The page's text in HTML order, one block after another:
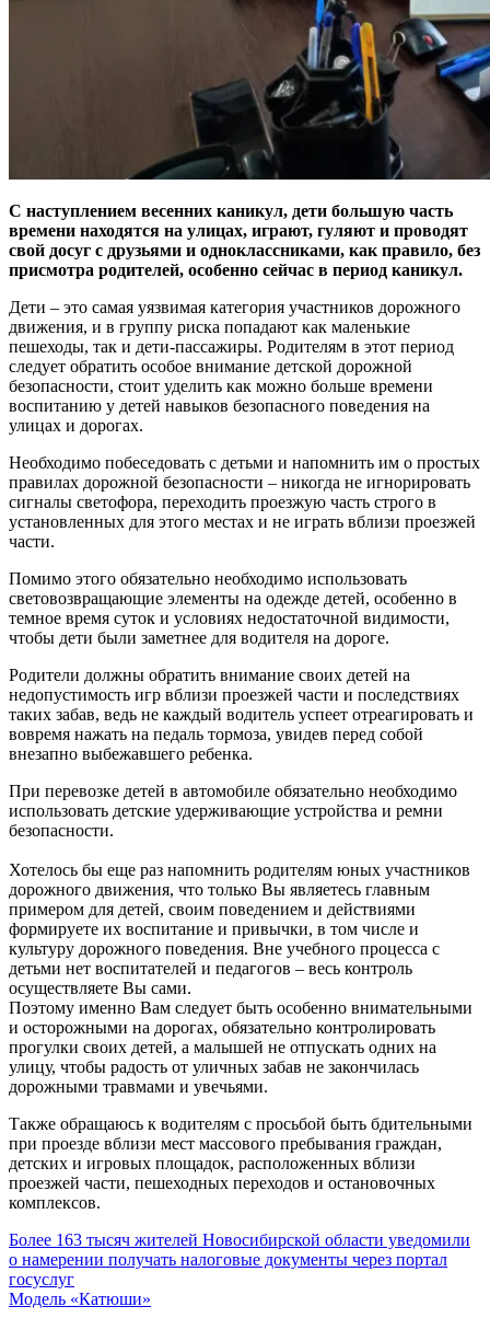
С наступлением весенних каникул, дети большую часть
времени находятся на улицах, играют, гуляют и проводят
свой досуг с друзьями и одноклассниками, как правило, без
присмотра родителей, особенно сейчас в период каникул.
Дети – это самая уязвимая категория участников дорожного
движения, и в группу риска попадают как маленькие
пешеходы, так и дети-пассажиры. Родителям в этот период
следует обратить особое внимание детской дорожной
безопасности, стоит уделить как можно больше времени
воспитанию у детей навыков безопасного поведения на
улицах и дорогах.
Необходимо побеседовать с детьми и напомнить им о простых
правилах дорожной безопасности – никогда не игнорировать
сигналы светофора, переходить проезжую часть строго в
установленных для этого местах и не играть вблизи проезжей
части.
Помимо этого обязательно необходимо использовать
световозвращающие элементы на одежде детей, особенно в
темное время суток и условиях недостаточной видимости,
чтобы дети были заметнее для водителя на дороге.
Родители должны обратить внимание своих детей на
недопустимость игр вблизи проезжей части и последствиях
таких забав, ведь не каждый водитель успеет отреагировать и
вовремя нажать на педаль тормоза, увидев перед собой
внезапно выбежавшего ребенка.
При перевозке детей в автомобиле обязательно необходимо
использовать детские удерживающие устройства и ремни
безопасности.
Хотелось бы еще раз напомнить родителям юных участников
дорожного движения, что только Вы являетесь главным
примером для детей, своим поведением и действиями
формируете их воспитание и привычки, в том числе и
культуру дорожного поведения. Вне учебного процесса с
детьми нет воспитателей и педагогов – весь контроль
осуществляете Вы сами.
Поэтому именно Вам следует быть особенно внимательными
и осторожными на дорогах, обязательно контролировать
прогулки своих детей, а малышей не отпускать одних на
улицу, чтобы радость от уличных забав не закончилась
дорожными травмами и увечьями.
Также обращаюсь к водителям с просьбой быть бдительными
при проезде вблизи мест массового пребывания граждан,
детских и игровых площадок, расположенных вблизи
проезжей части, пешеходных переходов и остановочных
комплексов.
Навигация
по
записям
Более 163 тысяч жителей Новосибирской области уведомили
о намерении получать налоговые документы через портал
госуслуг
Модель «Катюши»